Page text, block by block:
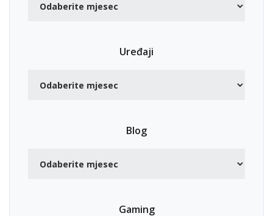
Uređaji
Blog
Gaming